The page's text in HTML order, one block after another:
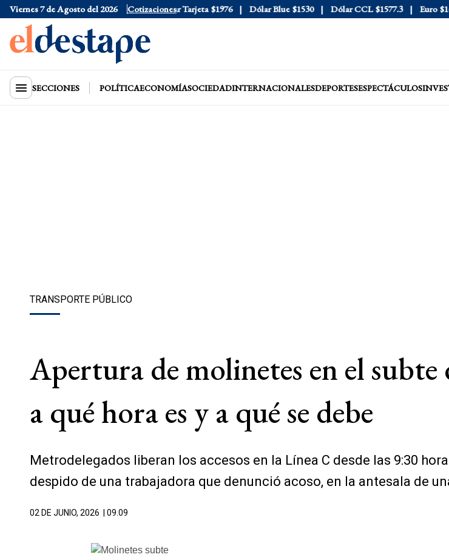
Viernes 7 de Agosto del 2026 Cotizaciones
Dólar Oficial $1520 Dólar Tarjeta $1976 Dólar Blue $1530 Dólar CCL $1577.3 Euro
SECCIONES POLÍTICAECONOMÍASOCIEDADINTERNACIONALESDEPORTESESPECTÁCULOS
TRANSPORTE PÚBLICO
Apertura de molinetes en el
a qué hora es y a qué se debe
Metrodelegados liberan los accesos en la Línea C desde las 9:30
despido de una trabajadora que denunció acoso, en la antesala de
02 DE JUNIO, 2026 | 09.09